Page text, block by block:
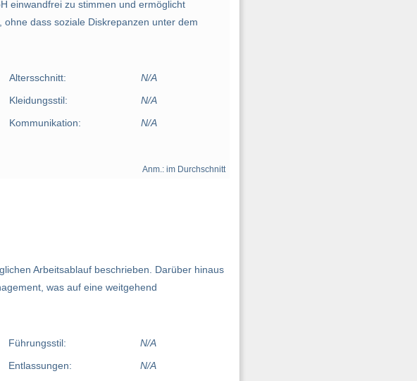
einwandfrei zu stimmen und ermöglicht
dass soziale Diskrepanzen unter dem
Altersschnitt:
N/A
Kleidungsstil:
N/A
Kommunikation: N/A
Anm.: im Durchschnitt
Arbeitsablauf beschrieben. Darüber hinaus
was auf eine weitgehend
Führungsstil:
N/A
Entlassungen:
N/A